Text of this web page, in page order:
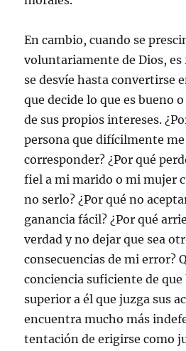
En cambio, cuando se
voluntariamente de Dios, es
se desvíe hasta convertirse
que decide lo que es bueno
de sus propios intereses.
persona que difícilmente
corresponder? ¿Por qué
fiel a mi marido o mi mujer
no serlo? ¿Por qué no
ganancia fácil? ¿Por qué
verdad y no dejar que sea
consecuencias de mi error?
conciencia suficiente de
superior a él que juzga sus
encuentra mucho más
tentación de erigirse como